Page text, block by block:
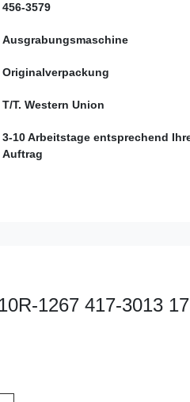
456-3579
Ausgrabungsmaschine
Originalverpackung
T/T. Western Union
3-10 Arbeitstage entsprechend
Auftrag
1267 417-3013